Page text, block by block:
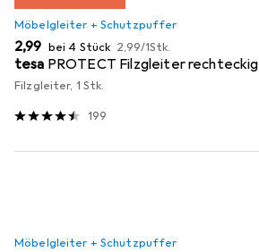
Möbelgleiter + Schutzpuffer
EUR
2,99 bei 4 Stück EUR
2,99/1Stk.
tesa PROTECT Filzgleiter rechteckig
Filzgleiter, 1 Stk.
199
Möbelgleiter + Schutzpuffer